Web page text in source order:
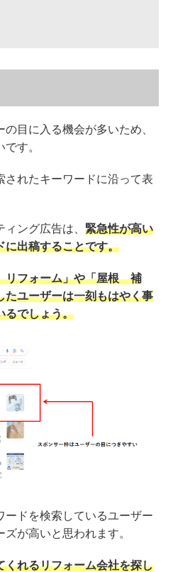
目に入る機会が多いため、
す。
されたキーワードに沿って表
ング広告は、 緊急性が高い
に出稿することです。
フォーム」や「屋根 補
ユーザーは一刻もはやく事
るでしょう。
ードを検索しているユーザー
が高いと思われます。
くれるリフォーム会社を探し